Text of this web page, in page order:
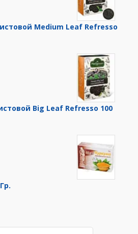
Medium Leaf Refresso
Big Leaf Refresso 100